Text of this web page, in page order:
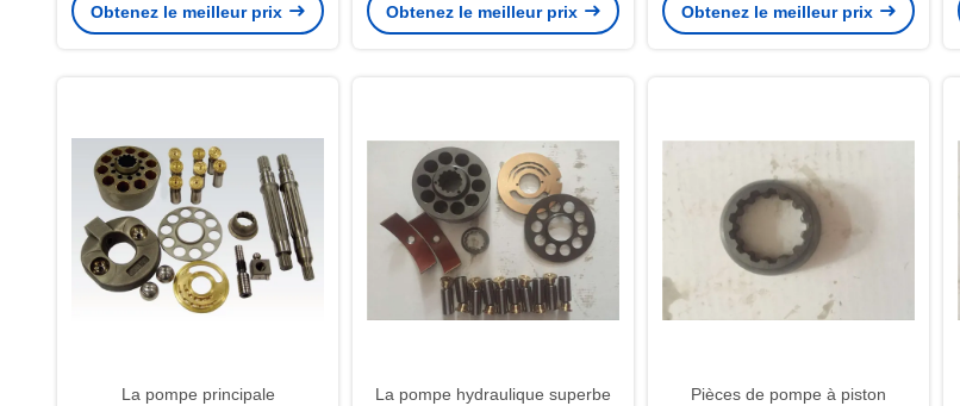
KVC925 KVC930
Obtenez le meilleur prix
cylindre de l'hydraulique
Obtenez le meilleur prix
performance
Obtenez le meilleur prix
La pompe principale
La pompe hydraulique superbe
Pièces de pompe à piston